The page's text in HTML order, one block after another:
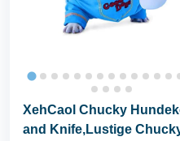
XehCaol Chucky
and Knife,Lustige